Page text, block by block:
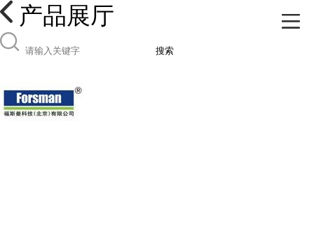
产品展厅
搜索